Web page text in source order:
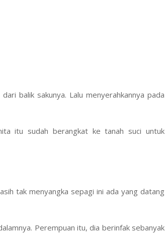
balik sakunya. Lalu menyerahkannya pada
itu sudah berangkat ke tanah suci untuk
tak menyangka sepagi ini ada yang datang
Perempuan itu, dia berinfak sebanyak